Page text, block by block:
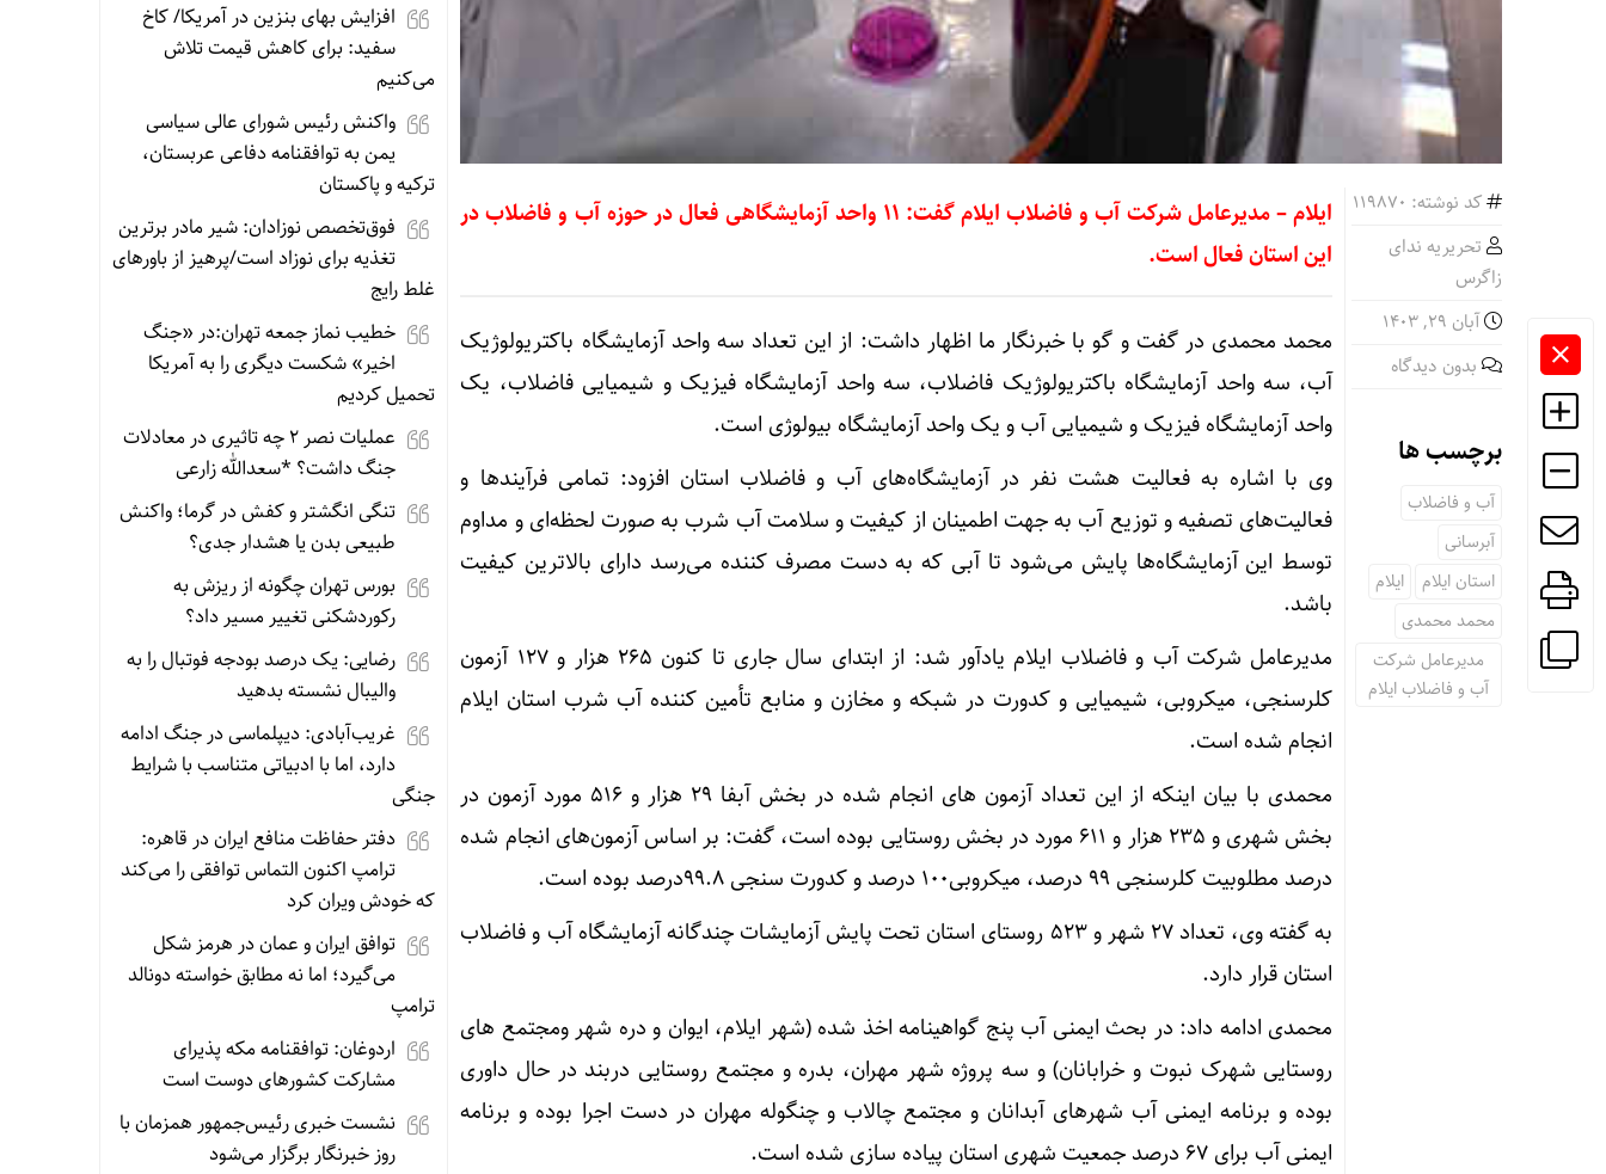
کد نوشته: 119870
تحریریه ندای
زاگرس
آبان ۲۹, ۱۴۰۳
بدون دیدگاه
برچسب ها
آب و فاضلاب
آبرسانی
استان ایلام
ایلام
محمد محمدی
مدیرعامل شرکت
آب و فاضلاب ایلام
ایلام – مدیرعامل شرکت آب و فاضلاب ایلام گفت: ۱۱ واحد آزمایشگاهی فعال در حوزه آب و فاضلاب در
این استان فعال است.
محمد محمدی در گفت و گو با خبرنگار ما اظهار داشت: از این تعداد سه واحد آزمایشگاه باکتریولوژیک
آب، سه واحد آزمایشگاه باکتریولوژیک فاضلاب، سه واحد آزمایشگاه فیزیک و شیمیایی فاضلاب، یک
واحد آزمایشگاه فیزیک و شیمیایی آب و یک واحد آزمایشگاه بیولوژی است.
وی با اشاره به فعالیت هشت نفر در آزمایشگاه‌های آب و فاضلاب استان افزود: تمامی فرآیندها و
فعالیت‌های تصفیه و توزیع آب به جهت اطمینان از کیفیت و سلامت آب شرب به صورت لحظه‌ای و مداوم
توسط این آزمایشگاه‌ها پایش می‌شود تا آبی که به دست مصرف کننده می‌رسد دارای بالاترین کیفیت
باشد.
مدیرعامل شرکت آب و فاضلاب ایلام یادآور شد: از ابتدای سال جاری تا کنون ۲۶۵ هزار و ۱۲۷ آزمون
کلرسنجی، میکروبی، شیمیایی و کدورت در شبکه و مخازن و منابع تأمین کننده آب شرب استان ایلام
انجام شده است.
محمدی با بیان اینکه از این تعداد آزمون های انجام شده در بخش آبفا ۲۹ هزار و ۵۱۶ مورد آزمون در
بخش شهری و ۲۳۵ هزار و ۶۱۱ مورد در بخش روستایی بوده است، گفت: بر اساس آزمون‌های انجام شده
درصد مطلوبیت کلرسنجی ۹۹ درصد، میکروبی۱۰۰ درصد و کدورت سنجی ۹۹.۸درصد بوده است.
به گفته وی، تعداد ۲۷ شهر و ۵۲۳ روستای استان تحت پایش آزمایشات چندگانه آزمایشگاه آب و فاضلاب
استان قرار دارد.
محمدی ادامه داد: در بحث ایمنی آب پنج گواهینامه اخذ شده (شهر ایلام، ایوان و دره شهر ومجتمع های
روستایی شهرک نبوت و خرابانان) و سه پروژه شهر مهران، بدره و مجتمع روستایی دربند در حال داوری
بوده و برنامه ایمنی آب شهرهای آبدانان و مجتمع چالاب و چنگوله مهران در دست اجرا بوده و برنامه
ایمنی آب برای ۶۷ درصد جمعیت شهری استان پیاده سازی شده است.
افزایش بهای بنزین در آمریکا/ کاخ
سفید: برای کاهش قیمت تلاش
می‌کنیم
واکنش رئیس شورای عالی سیاسی
یمن به توافقنامه دفاعی عربستان،
ترکیه و پاکستان
فوق‌تخصص نوزادان: شیر مادر برترین
تغذیه برای نوزاد است/پرهیز از باورهای
غلط رایج
خطیب نماز جمعه تهران:در «جنگ
اخیر» شکست دیگری را به آمریکا
تحمیل کردیم
عملیات نصر ۲ چه تاثیری در معادلات
جنگ داشت؟ *سعدالله زارعی
تنگی انگشتر و کفش در گرما؛ واکنش
طبیعی بدن یا هشدار جدی؟
بورس تهران چگونه از ریزش به
رکوردشکنی تغییر مسیر داد؟
رضایی: یک درصد بودجه فوتبال را به
والیبال نشسته بدهید
غریب‌آبادی: دیپلماسی در جنگ ادامه
دارد، اما با ادبیاتی متناسب با شرایط
جنگی
دفتر حفاظت منافع ایران در قاهره:
ترامپ اکنون التماس توافقی را می‌کند
که خودش ویران کرد
توافق ایران و عمان در هرمز شکل
می‌گیرد؛ اما نه مطابق خواسته دونالد
ترامپ
اردوغان: توافقنامه مکه پذیرای
مشارکت کشورهای دوست است
نشست خبری رئیس‌جمهور همزمان با
روز خبرنگار برگزار می‌شود